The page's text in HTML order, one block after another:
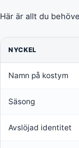
Här är allt du
NYCKEL
Namn på kostym
Säsong
Avslöjad identitet